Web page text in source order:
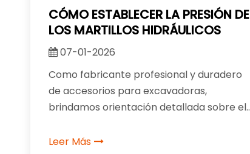
CÓMO ESTABLECER LA PRESIÓN DE
LOS MARTILLOS HIDRÁULICOS
07-01-2026
Como fabricante profesional y duradero
de accesorios para excavadoras,
brindamos orientación detallada sobre el
para ayudarlo a optimizar el rendimiento y
Leer Más